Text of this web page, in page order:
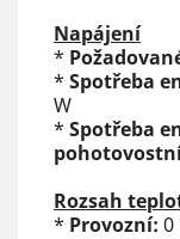
Napájení
*
* Spotřeba
W
* Spotřeba
Rozsah
* Provozní: 0